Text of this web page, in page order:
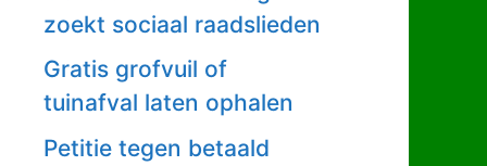
zoekt sociaal raadslieden
Gratis grofvuil of
tuinafval laten ophalen
Petitie tegen betaald